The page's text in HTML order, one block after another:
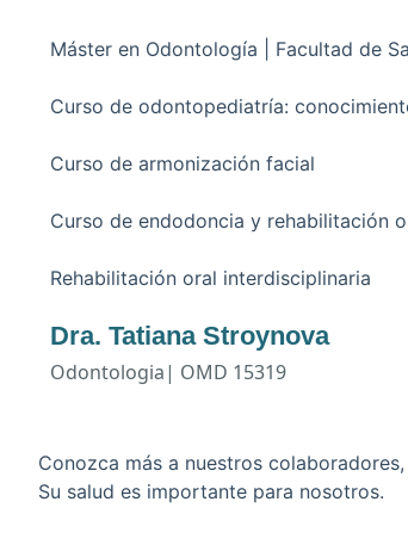
Máster en Odontología | Facultad de
Curso de odontopediatría:
Curso de armonización facial
Curso de endodoncia y rehabilitación
Rehabilitación oral interdisciplinaria
Dra. Tatiana Stroynova
Odontologia| OMD 15319
Conozca más a nuestros
Su salud es importante para nosotros.